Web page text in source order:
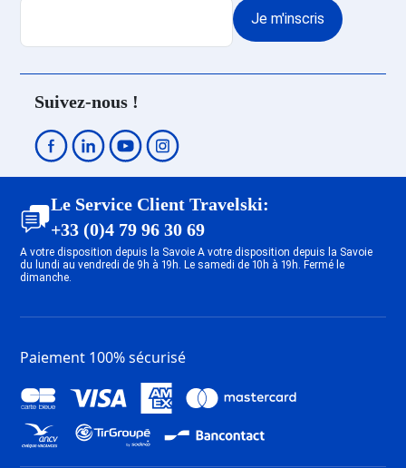
Je m'inscris
Suivez-nous !
Le Service Client Travelski:
+33 (0)4 79 96 30 69
A votre disposition depuis la Savoie A votre disposition depuis la Savoie
du lundi au vendredi de 9h à 19h. Le samedi de 10h à 19h. Fermé le
dimanche.
Paiement 100% sécurisé